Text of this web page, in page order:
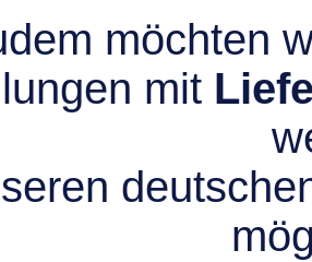
möchten
mit